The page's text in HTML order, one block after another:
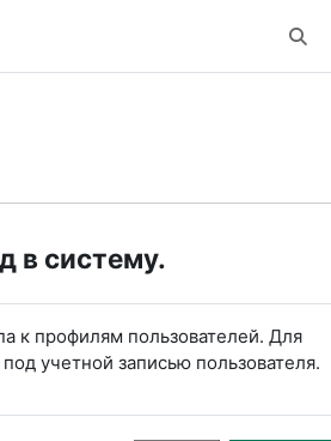
в систему.
к профилям пользователей. Для
учетной записью пользователя.